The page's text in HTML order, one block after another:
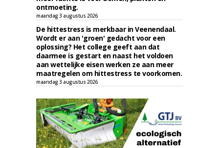
ontmoeting.
maandag 3 augustus 2026
De hittestress is merkbaar in Veenendaal.
Wordt er aan 'groen' gedacht voor een
oplossing? Het college geeft aan dat
daarmee is gestart en naast het voldoen
aan wettelijke eisen werken ze aan meer
maatregelen om hittestress te voorkomen.
maandag 3 augustus 2026